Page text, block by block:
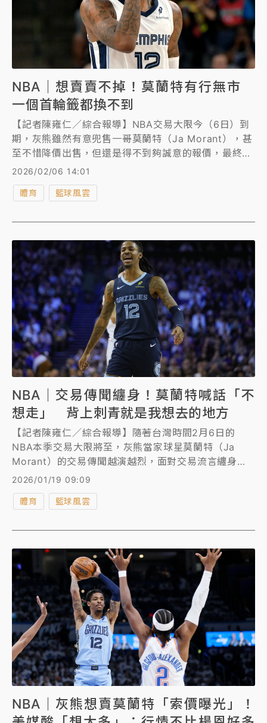
NBA｜想賣賣不掉！莫蘭特有行無市
一個首輪籤都換不到
【記者陳雍仁／綜合報導】NBA交易大限今（6日）到
期，灰熊雖然有意兜售一哥莫蘭特（Ja Morant），甚
至不惜降價出售，但還是得不到夠誠意的報價，最終無
緣達成交易。
2026/02/06 14:01
體育 籃球風雲
NBA｜交易傳聞纏身！莫蘭特喊話「不
想走」 背上刺青就是我想去的地方
【記者陳雍仁／綜合報導】隨著台灣時間2月6日的
NBA本季交易大限將至，灰熊當家球星莫蘭特（Ja
Morant）的交易傳聞越演越烈，面對交易流言纏身，
莫蘭特今（19日）公開喊話不想走，還直言：「我是一
個非常忠誠的人。」
2026/01/19 09:09
體育 籃球風雲
NBA｜灰熊想賣莫蘭特「索價曝光」！